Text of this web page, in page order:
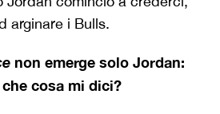
arginare i Bulls.
non emerge solo Jordan:
cosa mi dici?